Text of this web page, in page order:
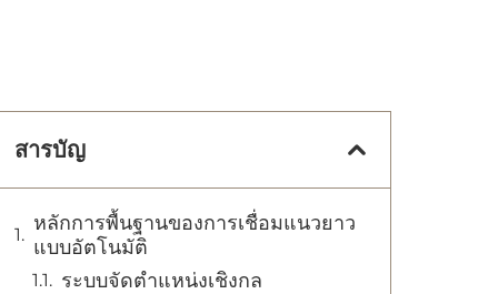
สารบัญ
หลักการพื้นฐานของการเชื่อมแนวยาว
แบบอัตโนมัติ
ระบบจัดตำแหน่งเชิงกล